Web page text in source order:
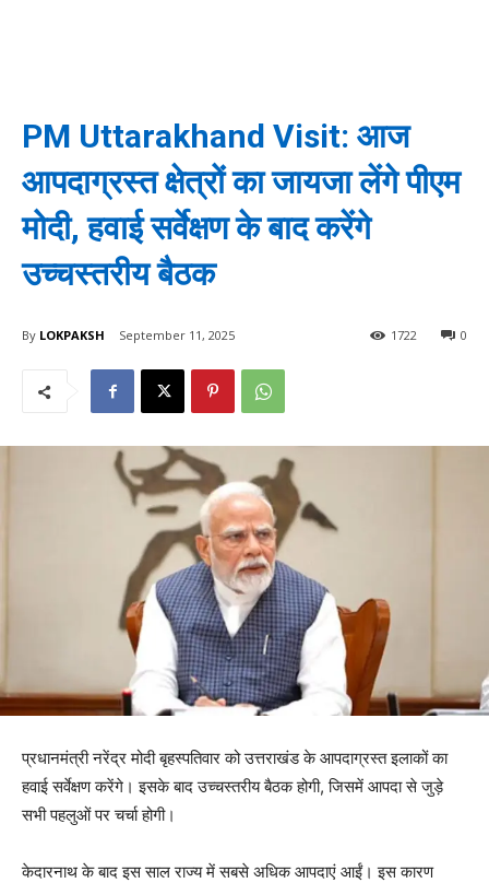
PM Uttarakhand Visit: आज
आपदाग्रस्त क्षेत्रों का जायजा लेंगे पीएम
मोदी, हवाई सर्वेक्षण के बाद करेंगे
उच्चस्तरीय बैठक
By LOKPAKSH September 11, 2025 0
1722
प्रधानमंत्री नरेंद्र मोदी बृहस्पतिवार को उत्तराखंड के आपदाग्रस्त इलाकों का
हवाई सर्वेक्षण करेंगे। इसके बाद उच्चस्तरीय बैठक होगी, जिसमें आपदा से जुड़े
सभी पहलुओं पर चर्चा होगी।
केदारनाथ के बाद इस साल राज्य में सबसे अधिक आपदाएं आईं। इस कारण